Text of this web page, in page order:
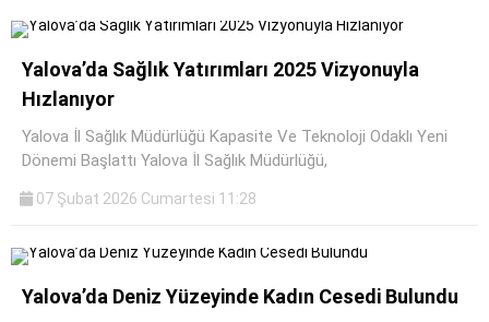
Yalova’da Sağlık Yatırımları 2025 Vizyonuyla
Hızlanıyor
Yalova İl Sağlık Müdürlüğü Kapasite Ve Teknoloji Odaklı Yeni
Dönemi Başlattı Yalova İl Sağlık Müdürlüğü,
07 Şubat 2026 Cumartesi 11:28
Yalova’da Deniz Yüzeyinde Kadın Cesedi Bulundu